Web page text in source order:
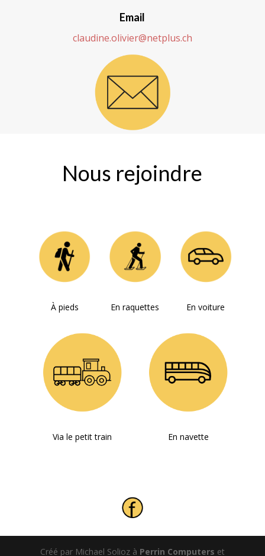
Email
claudine.olivier@netplus.ch
Nous rejoindre
À pieds En raquettes En voiture
Via le petit train En navette
Créé par Michael Solioz à Perrin Computers et